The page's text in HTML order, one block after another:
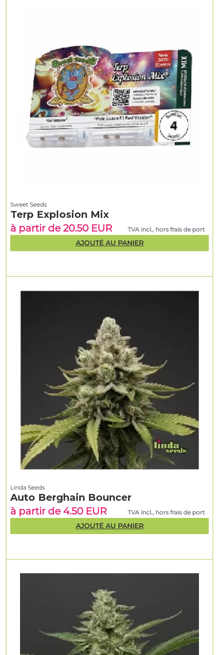
Linda Seeds
Auto Berghain Bouncer
à partir de 4.50 EUR
TVA incl., hors frais de port
AJOUTÉ AU PANIER
Sweet Seeds
Terp Explosion Mix
à partir de 20.50 EUR
TVA incl., hors frais de port
AJOUTÉ AU PANIER